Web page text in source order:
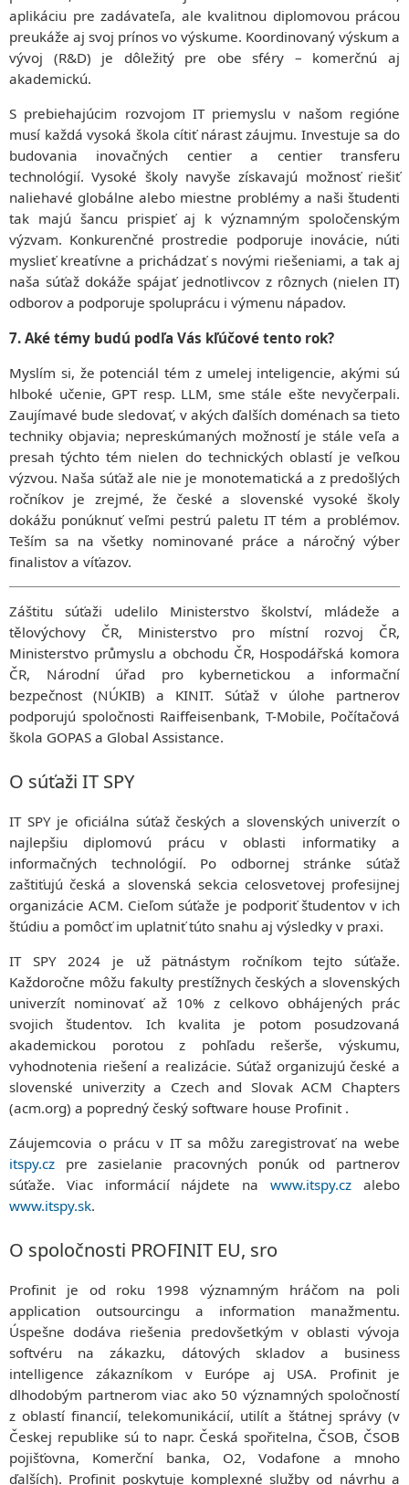
aplikáciu pre zadávateľa, ale kvalitnou diplomovou prácou
preukáže aj svoj prínos vo výskume. Koordinovaný výskum a
vývoj (R&D) je dôležitý pre obe sféry – komerčnú aj
akademickú.
S prebiehajúcim rozvojom IT priemyslu v našom regióne
musí každá vysoká škola cítiť nárast záujmu. Investuje sa do
budovania inovačných centier a centier transferu
technológií. Vysoké školy navyše získavajú možnosť riešiť
naliehavé globálne alebo miestne problémy a naši študenti
tak majú šancu prispieť aj k významným spoločenským
výzvam. Konkurenčné prostredie podporuje inovácie, núti
myslieť kreatívne a prichádzať s novými riešeniami, a tak aj
naša súťaž dokáže spájať jednotlivcov z rôznych (nielen IT)
odborov a podporuje spoluprácu i výmenu nápadov.
7. Aké témy budú podľa Vás kľúčové tento rok?
Myslím si, že potenciál tém z umelej inteligencie, akými sú
hlboké učenie, GPT resp. LLM, sme stále ešte nevyčerpali.
Zaujímavé bude sledovať, v akých ďalších doménach sa tieto
techniky objavia; nepreskúmaných možností je stále veľa a
presah týchto tém nielen do technických oblastí je veľkou
výzvou. Naša súťaž ale nie je monotematická a z predošlých
ročníkov je zrejmé, že české a slovenské vysoké školy
dokážu ponúknuť veľmi pestrú paletu IT tém a problémov.
Teším sa na všetky nominované práce a náročný výber
finalistov a víťazov.
Záštitu súťaži udelilo Ministerstvo školství, mládeže a
tělovýchovy ČR, Ministerstvo pro místní rozvoj ČR,
Ministerstvo průmyslu a obchodu ČR, Hospodářská komora
ČR, Národní úřad pro kybernetickou a informační
bezpečnost (NÚKIB) a KINIT. Súťaž v úlohe partnerov
podporujú spoločnosti Raiffeisenbank, T-Mobile, Počítačová
škola GOPAS a Global Assistance.
O súťaži IT SPY
IT SPY je oficiálna súťaž českých a slovenských univerzít o
najlepšiu diplomovú prácu v oblasti informatiky a
informačných technológií. Po odbornej stránke súťaž
zaštiťujú česká a slovenská sekcia celosvetovej profesijnej
organizácie ACM. Cieľom súťaže je podporiť študentov v ich
štúdiu a pomôcť im uplatniť túto snahu aj výsledky v praxi.
IT SPY 2024 je už pätnástym ročníkom tejto súťaže.
Každoročne môžu fakulty prestížnych českých a slovenských
univerzít nominovať až 10% z celkovo obhájených prác
svojich študentov. Ich kvalita je potom posudzovaná
akademickou porotou z pohľadu rešerše, výskumu,
vyhodnotenia riešení a realizácie. Súťaž organizujú české a
slovenské univerzity a Czech and Slovak ACM Chapters
(acm.org) a popredný český software house Profinit .
Záujemcovia o prácu v IT sa môžu zaregistrovať na webe
itspy.cz pre zasielanie pracovných ponúk od partnerov
súťaže. Viac informácií nájdete nawww.itspy.cz alebo
www.itspy.sk.
O spoločnosti PROFINIT EU, sro
Profinit je od roku 1998 významným hráčom na poli
application outsourcingu a information manažmentu.
Úspešne dodáva riešenia predovšetkým v oblasti vývoja
softvéru na zákazku, dátových skladov a business
intelligence zákazníkom v Európe aj USA. Profinit je
dlhodobým partnerom viac ako 50 významných spoločností
z oblastí financií, telekomunikácií, utilít a štátnej správy (v
Českej republike sú to napr. Česká spořitelna, ČSOB, ČSOB
pojišťovna, Komerční banka, O2, Vodafone a mnoho
ďalších). Profinit poskytuje komplexné služby od návrhu a